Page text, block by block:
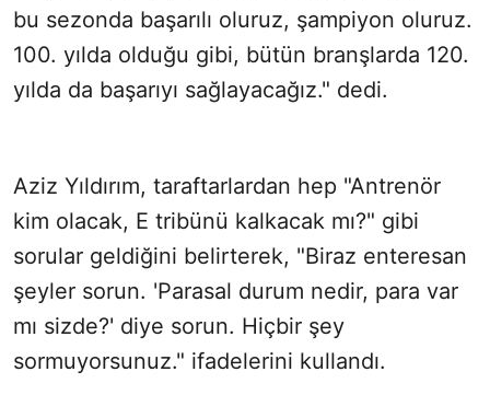
bu sezonda başarılı oluruz, şampiyon oluruz.
100. yılda olduğu gibi, bütün branşlarda 120.
yılda da başarıyı sağlayacağız." dedi.
Aziz Yıldırım, taraftarlardan hep "Antrenör
kim olacak, E tribünü kalkacak mı?" gibi
sorular geldiğini belirterek, "Biraz enteresan
şeyler sorun. 'Parasal durum nedir, para var
mı sizde?' diye sorun. Hiçbir şey
sormuyorsunuz." ifadelerini kullandı.